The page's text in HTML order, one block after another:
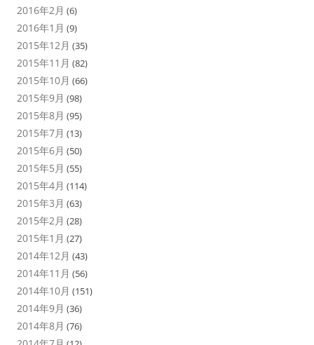
2016年2月 (6)
2016年1月 (9)
2015年12月 (35)
2015年11月 (82)
2015年10月 (66)
2015年9月 (98)
2015年8月 (95)
2015年7月 (13)
2015年6月 (50)
2015年5月 (55)
2015年4月 (114)
2015年3月 (63)
2015年2月 (28)
2015年1月 (27)
2014年12月 (43)
2014年11月 (56)
2014年10月 (151)
2014年9月 (36)
2014年8月 (76)